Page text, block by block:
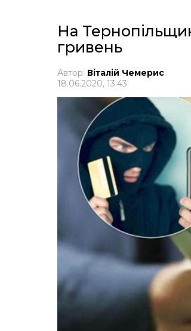
На
гривень
Автор: Віталій Чемерис
18.06.2020, 13:43